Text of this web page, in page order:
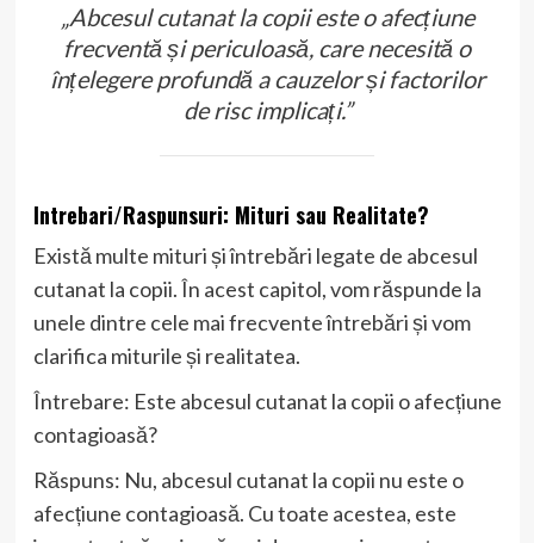
„Abcesul cutanat la copii este o afecțiune
frecventă și periculoasă, care necesită o
înțelegere profundă a cauzelor și factorilor
de risc implicați.”
Intrebari/Raspunsuri: Mituri sau Realitate?
Există multe mituri și întrebări legate de abcesul
cutanat la copii. În acest capitol, vom răspunde la
unele dintre cele mai frecvente întrebări și vom
clarifica miturile și realitatea.
Întrebare: Este abcesul cutanat la copii o afecțiune
contagioasă?
Răspuns: Nu, abcesul cutanat la copii nu este o
afecțiune contagioasă. Cu toate acestea, este